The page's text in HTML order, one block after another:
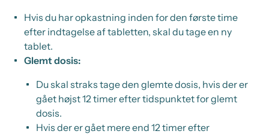
Hvis du har opkastning inden for den første time
efter indtagelse af tabletten, skal du tage en ny
tablet.
Glemt dosis:
Du skal straks tage den glemte dosis, hvis der er
gået højst 12 timer efter tidspunktet for glemt
dosis.
Hvis der er gået mere end 12 timer efter